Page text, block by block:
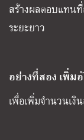
สร้างผลตอบแทนที่
ระยะยาว
อย่างที่สอง เพิ่ม
เพื่อเพิ่มจำนวนเ